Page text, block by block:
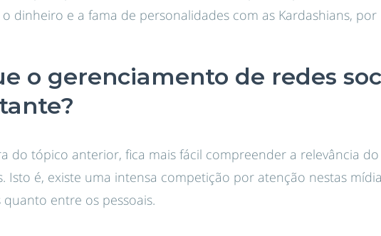
dinheiro e a fama de personalidades com as Kardashians,
o gerenciamento de redes
do tópico anterior, fica mais fácil compreender a relevância
Isto é, existe uma intensa competição por atenção nestas
quanto entre os pessoais.